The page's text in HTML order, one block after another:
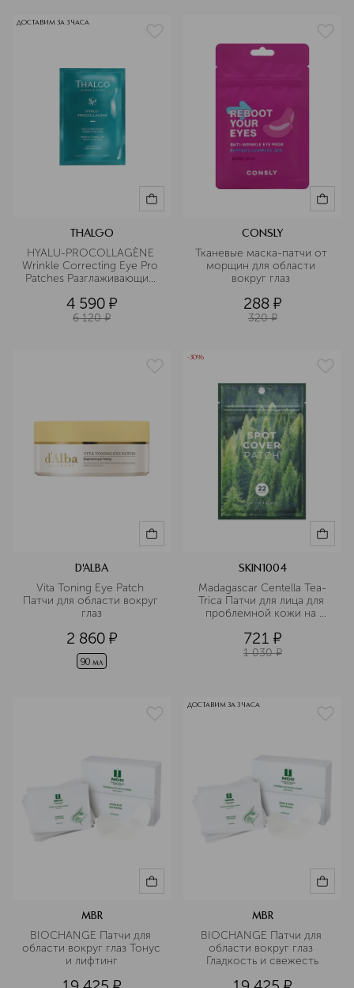
ДОСТАВИМ ЗА 3 ЧАСА
THALGO
HYALU-PROCOLLAGÈNE
Wrinkle Correcting Eye Pro
Patches Разглаживающие
кожи вокруг глаз
4 590 ¤
6 120 ¤
CONSLY
Тканевые маска-патчи от
морщин для области
288 ¤
320 ¤
D'ALBA
Vita Toning Eye Patch
Патчи для области вокруг
глаз
2 860 ¤
90 мл
-30%
SKIN1004
Madagascar Centella Tea-
Trica Патчи для лица для
проблемной кожи на
гидроколлоидного геля
721 ¤
1 030 ¤
MBR
BIOCHANGE Патчи для
области вокруг глаз Тонус
и лифтинг
ДОСТАВИМ ЗА 3 ЧАСА
MBR
BIOCHANGE Патчи для
области вокруг глаз
Гладкость и свежесть